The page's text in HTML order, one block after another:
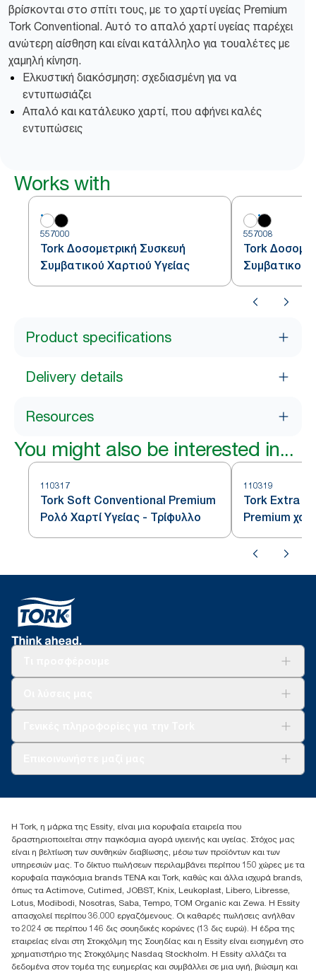
βρίσκονται στο σπίτι τους, με το χαρτί υγείας Premium
Tork Conventional. Αυτό το απαλό χαρτί υγείας παρέχει
ανώτερη αίσθηση και είναι κατάλληλο για τουαλέτες με
χαμηλή κίνηση.
Ελκυστική διακόσμηση: σχεδιασμένη για να
εντυπωσιάζει
Απαλό και κατάλευκο χαρτί, που αφήνει καλές
εντυπώσεις
Works with
557000
Tork Δοσομετρική Συσκευή
Συμβατικού Χαρτιού Υγείας
557008
Tork
Συμβατικού
Product specifications
Delivery details
Resources
You might also be interested in...
110317
Tork Soft Conventional Premium
Ρολό Χαρτί Yγείας - Τρίφυλλο
110319
Tork Extra
Premium
+302102705722
17th klm.National Road Athens-Lamia &2 Kalamatas
14564 N.Kifissia, Athens-Greece
Mob: +306932474930 (για Ελλάδα & Κύπρο)
Η Tork, η μάρκα της Essity, είναι μια κορυφαία εταιρεία που
δραστηριοποιείται στην παγκόσμια αγορά υγιεινής και υγείας. Στόχος μας
είναι η βελτίωση των συνθηκών διαβίωσης, μέσω των προϊόντων και των
υπηρεσιών μας. Το δίκτυο πωλήσεων περιλαμβάνει περίπου 150 χώρες με τα
κορυφαία παγκόσμια brands TENA και Tork, καθώς και άλλα ισχυρά brands,
όπως τα Actimove, Cutimed, JOBST, Knix, Leukoplast, Libero, Libresse,
Lotus, Modibodi, Nosotras, Saba, Tempo, TOM Organic και Zewa. Η Essity
απασχολεί περίπου 36.000 εργαζόμενους. Οι καθαρές πωλήσεις ανήλθαν
το 2024 σε περίπου 146 δις σουηδικές κορώνες (13 δις ευρώ). Η έδρα της
εταιρείας είναι στη Στοκχόλμη της Σουηδίας και η Essity είναι εισηγμένη στο
χρηματιστήριο της Στοκχόλμης Nasdaq Stockholm. Η Essity αλλάζει τα
δεδομένα στον τομέα της ευημερίας και συμβάλλει σε μια υγιή, βιώσιμη και